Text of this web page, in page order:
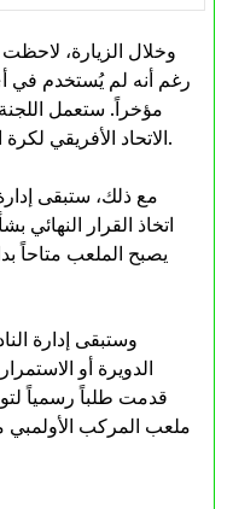
وخلال الزيارة،
رغم أنه لم يُستخدم في
مؤخراً. ستعمل
الاتحاد الأفريقي لكرة القدم لاعتماد الملعب في المستقبل.
مع ذلك، ستبقى
اتخاذ القرار
يصبح الملعب متاحاً
وستبقى إدارة
قدمت طلباً رسمياً
ملعب المركب الأولمبي